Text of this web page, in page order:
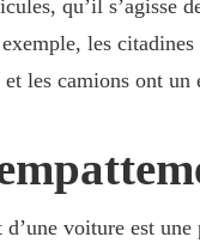
qu’il s’agisse
les
les camions ont
voiture est